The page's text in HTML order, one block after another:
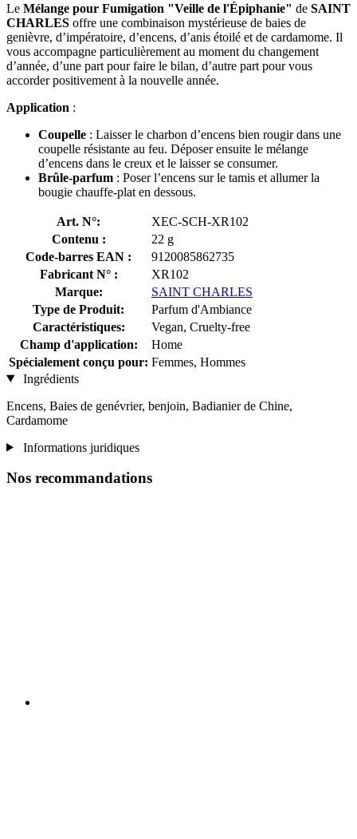
Le Mélange pour Fumigation "Veille de l'Épiphanie" de SAINT
CHARLES offre une combinaison mystérieuse de baies de
genièvre, d’impératoire, d’encens, d’anis étoilé et de cardamome. Il
vous accompagne particulièrement au moment du changement
d’année, d’une part pour faire le bilan, d’autre part pour vous
accorder positivement à la nouvelle année.
Application :
Coupelle : Laisser le charbon d’encens bien rougir dans une
coupelle résistante au feu. Déposer ensuite le mélange
d’encens dans le creux et le laisser se consumer.
Brûle-parfum : Poser l’encens sur le tamis et allumer la
bougie chauffe-plat en dessous.
Art. N°:
XEC-SCH-XR102
Contenu :
22 g
Code-barres EAN :
9120085862735
Fabricant N° :
XR102
Marque:
SAINT CHARLES
Type de Produit:
Parfum d'Ambiance
Caractéristiques:
Vegan, Cruelty-free
Champ d'application:
Home
Spécialement conçu pour: Femmes, Hommes
Ingrédients
Encens, Baies de genévrier, benjoin, Badianier de Chine,
Cardamome
Informations juridiques
Nos recommandations